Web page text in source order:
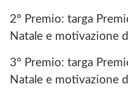
2° Premio: targa
Natale e motivazione
3° Premio: targa
Natale e motivazione